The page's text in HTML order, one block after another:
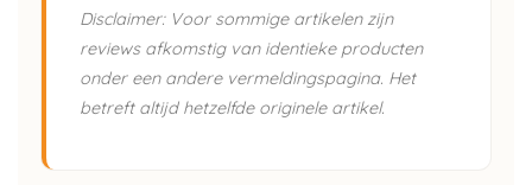
Disclaimer: Voor sommige artikelen zijn
reviews afkomstig van identieke producten
onder een andere vermeldingspagina. Het
betreft altijd hetzelfde originele artikel.